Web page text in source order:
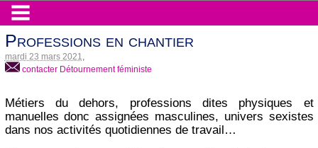
Professions en chantier
mardi 23 mars 2021
contacter Détournement féministe
Métiers du dehors, professions dites physiques et
manuelles donc assignées masculines, univers sexistes
dans nos activités quotidiennes de travail…